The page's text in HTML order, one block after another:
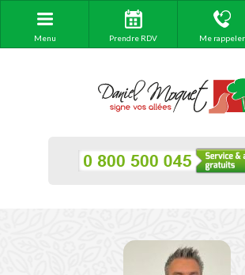
Menu Prendre RDV Me rappeler